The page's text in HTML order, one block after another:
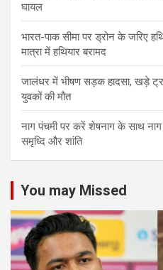
घायल
भारत-पाक सीमा पर ड्रोन के जरिए
मात्रा में हथियार बरामद
जालंधर में भीषण सड़क हादसा, खड़े
युवकों की मौत
नाग पंचमी पर करें शेषनाग के साथ
समृध्दि और शांति
You may Missed